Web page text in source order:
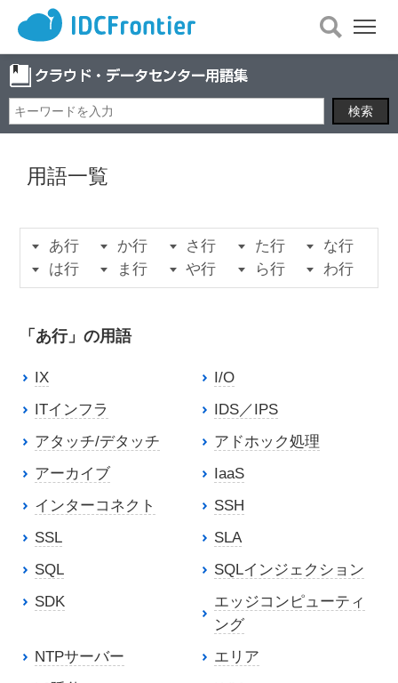
メ
を
開
用語一覧
あ行 か行 さ行 た行
な行
は行
ま行 や行 ら行 わ行
「あ行」の用語
IX
I/O
ITインフラ
IDS／IPS
アタッチ/デタッチ
アドホック処理
アーカイブ
IaaS
インターコネクト
SSH
SSL
SLA
SQL
SQLインジェクション
SDK
エッジコンピューティ
ング
NTPサーバー
エリア